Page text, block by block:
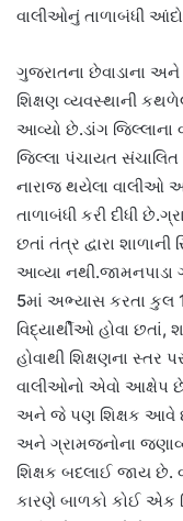
વાલીઓનું તાળાબંધી
ગુજરાતના છેવાડાના અને
શિક્ષણ વ્યવસ્થાની
આવ્યો છે.ડાંગ જિલ્લાના
જિલ્લા પંચાયત સંચાલિત
નારાજ થયેલા વાલીઓ
તાળાબંધી કરી દીધી
છતાં તંત્ર દ્વારા શાળાની
આવ્યા નથી.જામનપાડા
5માં અભ્યાસ કરતા કુલ
વિદ્યાર્થીઓ હોવા
હોવાથી શિક્ષણના
વાલીઓનો એવો આક્ષેપ છે
અને જે પણ શિક્ષક આવે
અને ગ્રામજનોના
શિક્ષક બદલાઈ જાય છે.
કારણે બાળકો કોઈ એક